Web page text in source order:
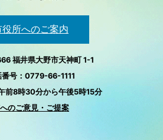
役所へのご案内
福井県大野市天神町 1-1
番号：0779-66-1111
前8時30分から午後5時15分
のご意見・ご提案